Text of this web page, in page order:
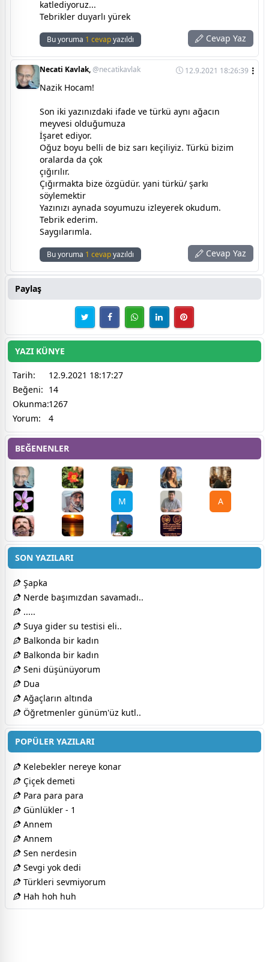
katlediyoruz...
Tebrikler duyarlı yürek
Bu yoruma 1 cevapyazıldı Cevap Yaz
Necati Kavlak,@necatikavlak 12.9.2021 18:26:39
Nazik Hocam!
Son iki yazınızdaki ifade ve türkü aynı ağacın
meyvesi olduğumuza
İşaret ediyor.
Oğuz boyu belli de biz sarı keçiliyiz. Türkü bizim
oralarda da çok
çığırılır.
Çığırmakta bize özgüdür. yani türkü/ şarkı
söylemektir
Yazınızı aynada soyumuzu izleyerek okudum.
Tebrik ederim.
Saygılarımla.
Bu yoruma 1 cevapyazıldı Cevap Yaz
Paylaş
YAZI KÜNYE
Tarih:
12.9.2021 18:17:27
Beğeni: 14
Okunma:1267
Yorum:
4
BEĞENENLER
M A
SON YAZILARI
Şapka
Nerde başımızdan savamadı..
.....
Suya gider su testisi eli..
Balkonda bir kadın
Balkonda bir kadın
Seni düşünüyorum
Dua
Ağaçların altında
Öğretmenler günüm'üz kutl..
POPÜLER YAZILARI
Kelebekler nereye konar
Çiçek demeti
Para para para
Günlükler - 1
Annem
Annem
Sen nerdesin
Sevgi yok dedi
Türkleri sevmiyorum
Hah hoh huh